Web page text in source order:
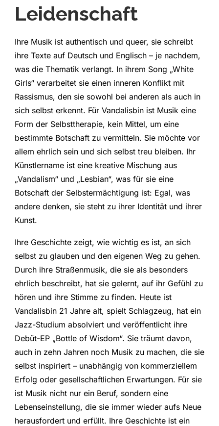
Leidenschaft
Ihre Musik ist authentisch und queer, sie schreibt
ihre Texte auf Deutsch und Englisch – je nachdem,
was die Thematik verlangt. In ihrem Song „White
Girls“ verarbeitet sie einen inneren Konflikt mit
Rassismus, den sie sowohl bei anderen als auch in
sich selbst erkennt. Für Vandalisbin ist Musik eine
Form der Selbsttherapie, kein Mittel, um eine
bestimmte Botschaft zu vermitteln. Sie möchte vor
allem ehrlich sein und sich selbst treu bleiben. Ihr
Künstlername ist eine kreative Mischung aus
„Vandalism“ und „Lesbian“, was für sie eine
Botschaft der Selbstermächtigung ist: Egal, was
andere denken, sie steht zu ihrer Identität und ihrer
Kunst.
Ihre Geschichte zeigt, wie wichtig es ist, an sich
selbst zu glauben und den eigenen Weg zu gehen.
Durch ihre Straßenmusik, die sie als besonders
ehrlich beschreibt, hat sie gelernt, auf ihr Gefühl zu
hören und ihre Stimme zu finden. Heute ist
Vandalisbin 21 Jahre alt, spielt Schlagzeug, hat ein
Jazz-Studium absolviert und veröffentlicht ihre
Debüt-EP „Bottle of Wisdom“. Sie träumt davon,
auch in zehn Jahren noch Musik zu machen, die sie
selbst inspiriert – unabhängig von kommerziellem
Erfolg oder gesellschaftlichen Erwartungen. Für sie
ist Musik nicht nur ein Beruf, sondern eine
Lebenseinstellung, die sie immer wieder aufs Neue
herausfordert und erfüllt. Ihre Geschichte ist ein